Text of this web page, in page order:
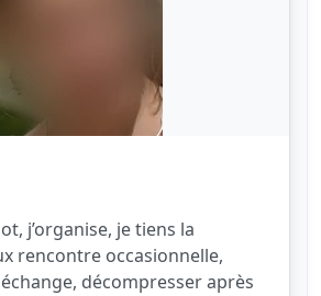
j’organise, je tiens la
rencontre occasionnelle,
décompresser après